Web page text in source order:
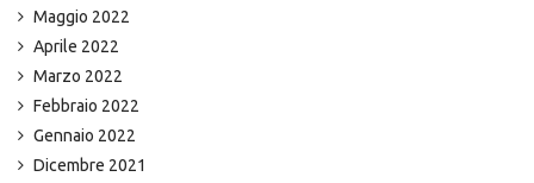
Maggio 2022
Aprile 2022
Marzo 2022
Febbraio 2022
Gennaio 2022
Dicembre 2021